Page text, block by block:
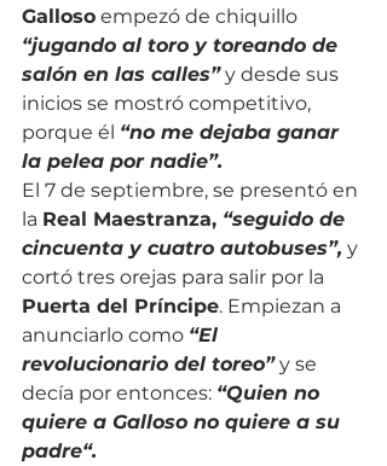
Galloso empezó de chiquillo
“jugando al toro y toreando de
salón en las calles” y desde sus
inicios se mostró competitivo,
porque él “no me dejaba ganar
la pelea por nadie”.
El 7 de septiembre, se presentó en
la Real Maestranza, “seguido de
cincuenta y cuatro autobuses”, y
cortó tres orejas para salir por la
Puerta del Príncipe. Empiezan a
anunciarlo como “El
revolucionario del toreo” y se
decía por entonces: “Quien no
quiere a Galloso no quiere a su
padre“.